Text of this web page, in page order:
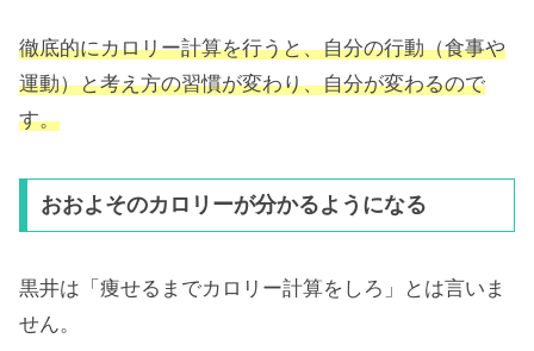
徹底的にカロリー計算を行うと、自分の行動（食事や
運動）と考え方の習慣が変わり、自分が変わるので
す。
おおよそのカロリーが分かるようになる
黒井は「痩せるまでカロリー計算をしろ」とは言いま
せん。